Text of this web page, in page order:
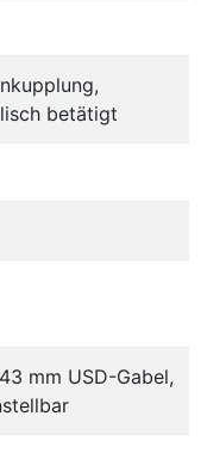
betätigt
mm USD-Gabel,